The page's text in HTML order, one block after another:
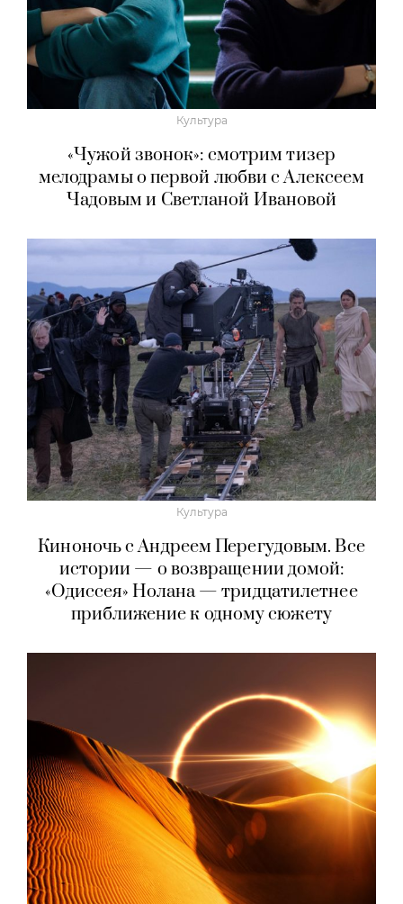
Культура
«Чужой звонок»: смотрим тизер
мелодрамы о первой любви с Алексеем
Чадовым и Светланой Ивановой
Культура
Киноночь с Андреем Перегудовым. Все
истории — о возвращении домой:
«Одиссея» Нолана — тридцатилетнее
приближение к одному сюжету